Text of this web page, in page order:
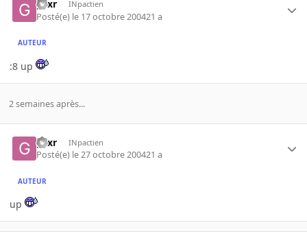
gsxr INpactien
Posté(e) le 17 octobre 200421 a
AUTEUR
:8 up
2 semaines après...
gsxr INpactien
Posté(e) le 27 octobre 200421 a
AUTEUR
up